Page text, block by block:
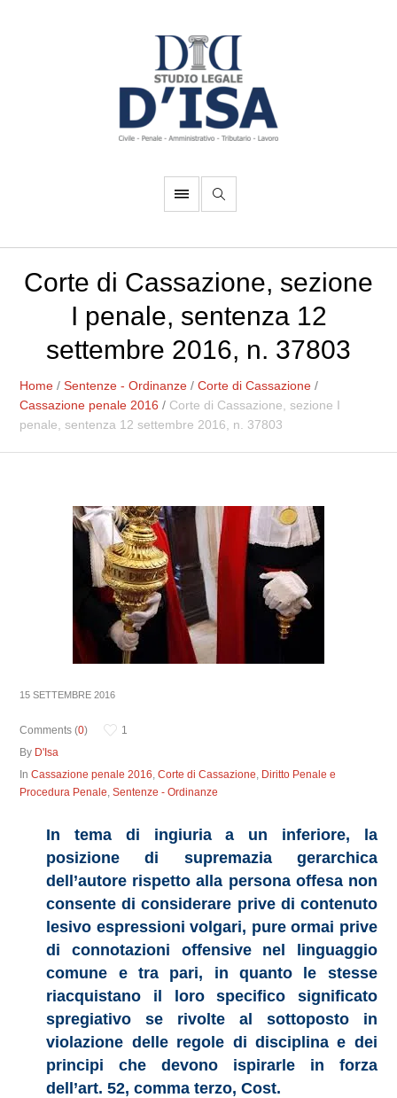
Corte di Cassazione, sezione
I penale, sentenza 12
settembre 2016, n. 37803
Home /Sentenze - Ordinanze /Corte di Cassazione /
Cassazione penale 2016 / Corte di Cassazione, sezione I
penale, sentenza 12 settembre 2016, n. 37803
15 SETTEMBRE 2016
Comments (0)
1
By D'Isa
InCassazione penale 2016,Corte di Cassazione, Diritto Penale e
Procedura Penale,Sentenze - Ordinanze
In tema di ingiuria a un inferiore, la
posizione di supremazia gerarchica
dell’autore rispetto alla persona offesa non
consente di considerare prive di contenuto
lesivo espressioni volgari, pure ormai prive
di connotazioni offensive nel linguaggio
comune e tra pari, in quanto le stesse
riacquistano il loro specifico significato
spregiativo se rivolte al sottoposto in
violazione delle regole di disciplina e dei
principi che devono ispirarle in forza
dell’art. 52, comma terzo, Cost.